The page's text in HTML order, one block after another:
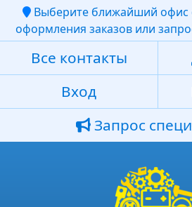
Выберите ближайший офис
оформления заказов или
Все контакты
Вход
Запрос